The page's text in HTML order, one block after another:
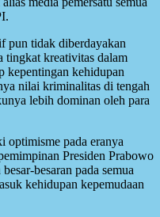
pun tidak diberdayakan
tingkat kreativitas dalam
kepentingan kehidupan
nilai kriminalitas di tengah
lebih dominan oleh para
optimisme pada eranya
Presiden Prabowo
besaran pada semua
kehidupan kepemudaan